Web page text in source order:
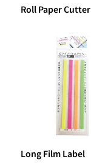
Roll Paper Cutter
Long Film Label